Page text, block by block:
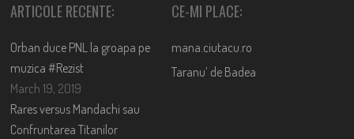
ARTICOLE RECENTE:
Orban duce PNL la groapa pe
muzica #Rezist
March 19, 2019
Rares versus Mandachi sau
Confruntarea Titanilor
CE-MI PLACE:
mana.ciutacu.ro
Taranu’ de Badea